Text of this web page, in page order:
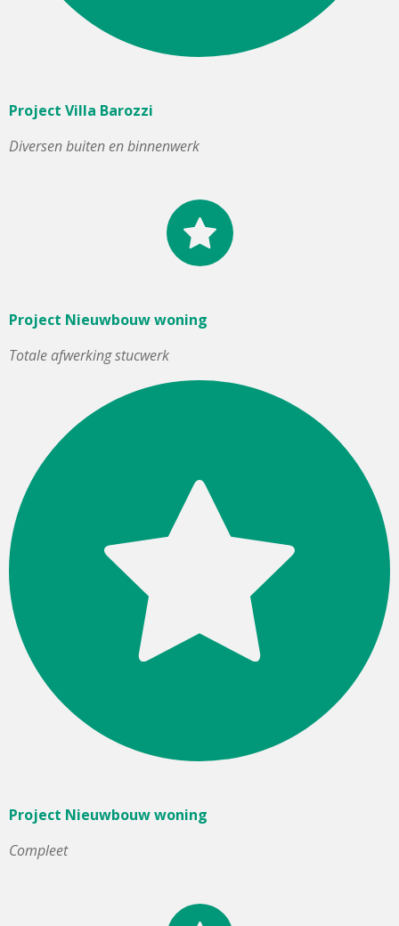
Project Villa Barozzi
Diversen buiten en binnenwerk
Project Nieuwbouw woning
Totale afwerking stucwerk
Project Nieuwbouw woning
Compleet